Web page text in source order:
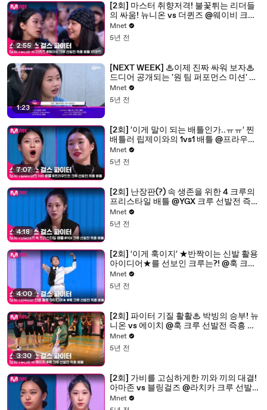
2:55
[2회] 마스터 취향저격! 불꽃튀는 리더들
의 싸움! 뉴니온 vs 더퀸즈 @웨이비 크루
선발전 즉흥 배틀 1라운드
Mnet
5년 전
1:23
[NEXT WEEK] ♨이제 진짜 싸워 보자♨
드디어 공개되는 '원 팀 퍼포먼스 미션' 크
루들의 가면 속 정체!
Mnet
5년 전
7:07
[2회] ′이게 말이 되는 배틀인가..ㅠㅠ′ 찐
배틀러 립제이와의 1vs1 배틀 @프라우드
먼 크루 선발전 즉흥 배틀
Mnet
5년 전
4:18
[2회] 난장판(?) 속 생존을 위한 4 크루의
프리스타일 배틀 @YGX 크루 선발전 즉흥
배틀
Mnet
5년 전
4:00
[2회] ′이게 훅이지′ ★반짝이는 신발 활용
아이디어★를 선보인 크루는?! @훅 크루
선발전 즉흥 배틀
Mnet
5년 전
3:30
[2회] 파이터 기질 활활♨ 박빙의 승부! 뉴
니온 vs 에이치 @훅 크루 선발전 즉흥 배
틀
Mnet
5년 전
[2회] 가비를 고심하게한 끼와 끼의 대결!
아마존 vs 블링걸즈 @라치카 크루 선발
전 즉흥 배틀
Mnet